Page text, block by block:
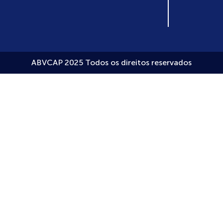
ABVCAP 2025 Todos os direitos reservados